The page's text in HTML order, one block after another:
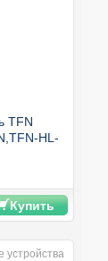
TFN
HL-
Купить
устройства